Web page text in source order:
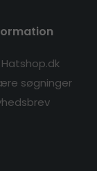
søgninger